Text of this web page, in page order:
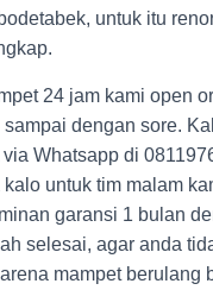
untuk itu
24 jam kami open
dengan sore.
Whatsapp di
untuk tim malam
garansi 1 bulan
selesai, agar anda
mampet berulang